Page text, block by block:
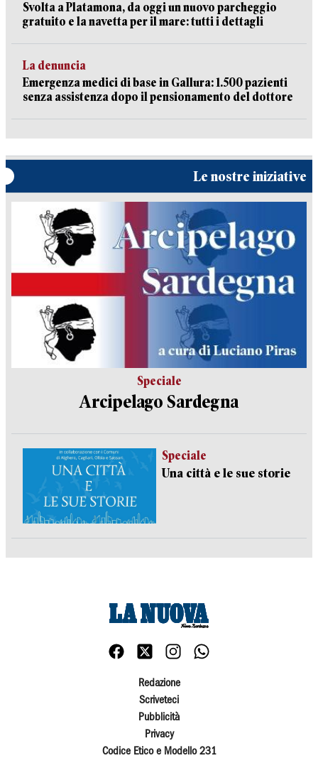
Svolta a Platamona, da oggi un nuovo parcheggio
gratuito e la navetta per il mare: tutti i dettagli
La denuncia
Emergenza medici di base in Gallura: 1.500 pazienti
senza assistenza dopo il pensionamento del dottore
Le nostre iniziative
Speciale
Arcipelago Sardegna
Speciale
Una città e le sue storie
Redazione
Scriveteci
Pubblicità
Privacy
Codice Etico e Modello 231